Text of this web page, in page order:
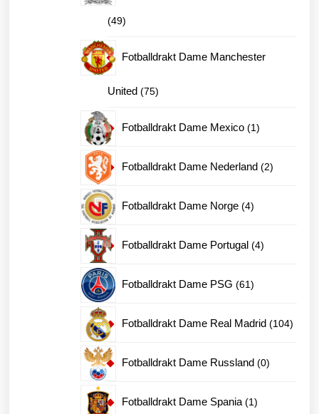
4949
produkter
Fotballdrakt Dame Manchester
United 7575
Fotballdrakt Dame Mexico 11
Fotballdrakt Dame Nederland 22
Fotballdrakt Dame Norge 44
Fotballdrakt Dame Portugal 44
Fotballdrakt Dame PSG 6161
Fotballdrakt Dame Real Madrid 104104
Fotballdrakt Dame Russland 00
Fotballdrakt Dame Spania 11